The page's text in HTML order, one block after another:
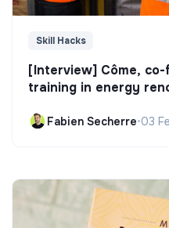
Skill Hacks
[Interview] Côme,
training in energy
Fabien Secherre•03